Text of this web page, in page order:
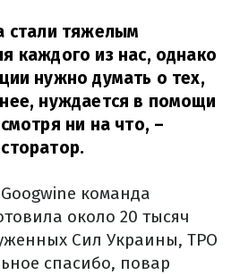
стали тяжелым
каждого из нас, однако
нужно думать о тех,
нуждается в помощи
ни на что, –
команда
около 20 тысяч
Сил Украины, ТРО
спасибо, повар